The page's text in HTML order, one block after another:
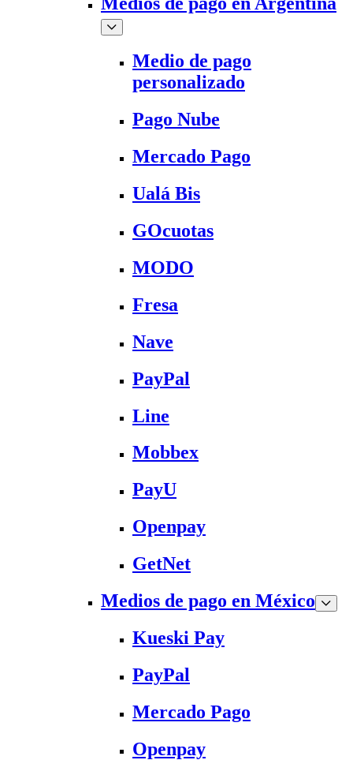
Medio de pago
personalizado
Pago Nube
Mercado Pago
Ualá Bis
GOcuotas
MODO
Fresa
Nave
PayPal
Line
Mobbex
PayU
Openpay
GetNet
Medios de pago en México
Kueski Pay
PayPal
Mercado Pago
Openpay